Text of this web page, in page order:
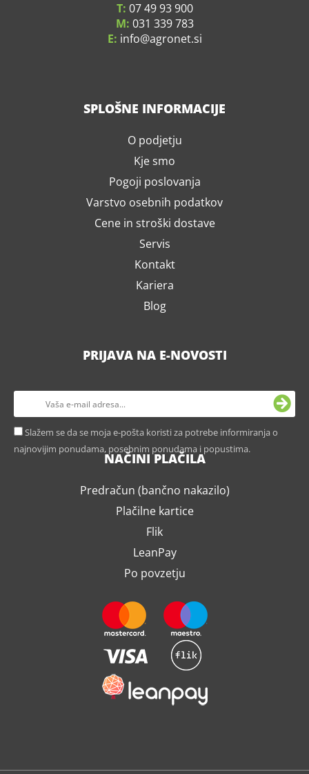
T: 07 49 93 900
M: 031 339 783
E: info agronet.si
SPLOŠNE INFORMACIJE
O podjetju
Kje smo
Pogoji poslovanja
Varstvo osebnih podatkov
Cene in stroški dostave
Servis
Kontakt
Kariera
Blog
PRIJAVA NA E-NOVOSTI
Slažem se da se moja e-pošta koristi za potrebe informiranja o
najnovijim ponudama, posebnim ponudama i popustima.
NAČINI PLAČILA
Predračun (bančno nakazilo)
Plačilne kartice
Flik
LeanPay
Po povzetju